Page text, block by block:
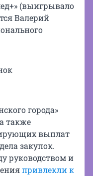
(выигрывало
Валерий
города»
также
выплат
закупок.
руководством и
привлекли к